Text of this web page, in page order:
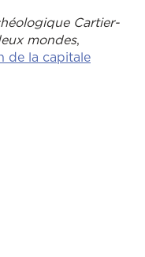
Cartier-
mondes,
de la capitale